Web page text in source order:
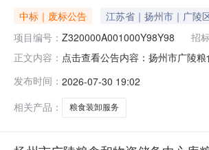
中标｜废标公告 江苏省｜扬州市｜广陵
项目编号： Z320000A001000Y98Y98 招
正文内容： 点击查看公告内容：扬州市广陵
发布时间： 2026-07-30 19:02
相关产品：
粮食装卸服务